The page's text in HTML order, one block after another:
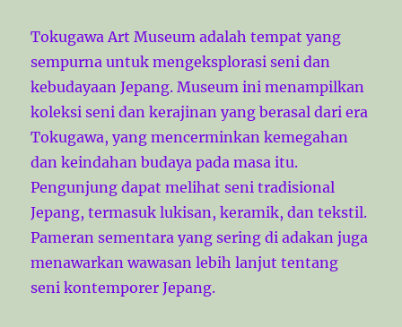
Tokugawa Art Museum adalah tempat yang
sempurna untuk mengeksplorasi seni dan
kebudayaan Jepang. Museum ini menampilkan
koleksi seni dan kerajinan yang berasal dari era
Tokugawa, yang mencerminkan kemegahan
dan keindahan budaya pada masa itu.
Pengunjung dapat melihat seni tradisional
Jepang, termasuk lukisan, keramik, dan tekstil.
Pameran sementara yang sering di adakan juga
menawarkan wawasan lebih lanjut tentang
seni kontemporer Jepang.